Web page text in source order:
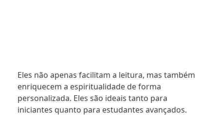
Eles não apenas facilitam a leitura, mas também
enriquecem a espiritualidade de forma
personalizada. Eles são ideais tanto para
iniciantes quanto para estudantes avançados.